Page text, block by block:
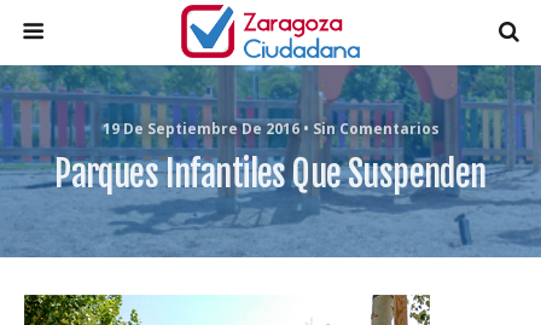
19 De Septiembre De 2016 • Sin Comentarios
Parques Infantiles Que Suspenden